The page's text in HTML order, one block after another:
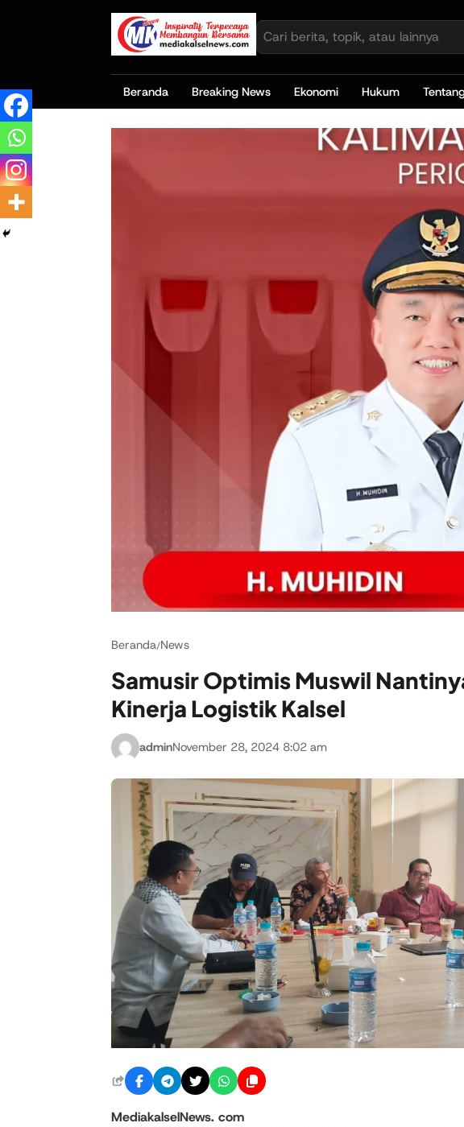
Beranda Breaking News Ekonomi Hukum
Beranda/News
Samusir Optimis Muswil
Kinerja Logistik Kalsel
adminNovember 28, 2024 8:02 am
MediakalselNews. com